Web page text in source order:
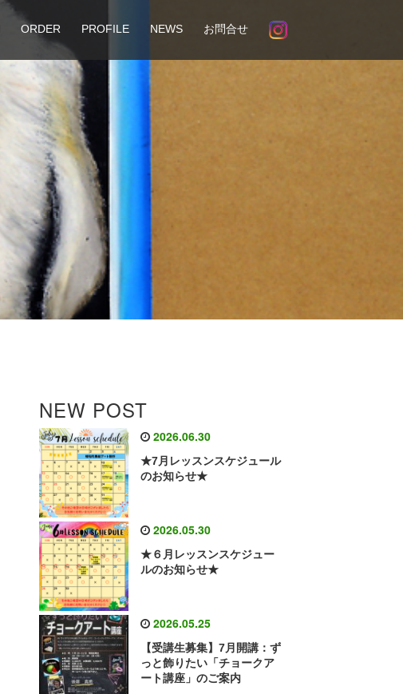
ORDER PROFILE NEWS お問合せ
NEW POST
2026.06.30
★7月レッスンスケジュール
のお知らせ★
2026.05.30
★６月レッスンスケジュー
ルのお知らせ★
2026.05.25
【受講生募集】7月開講：ず
っと飾りたい「チョークア
ート講座」のご案内